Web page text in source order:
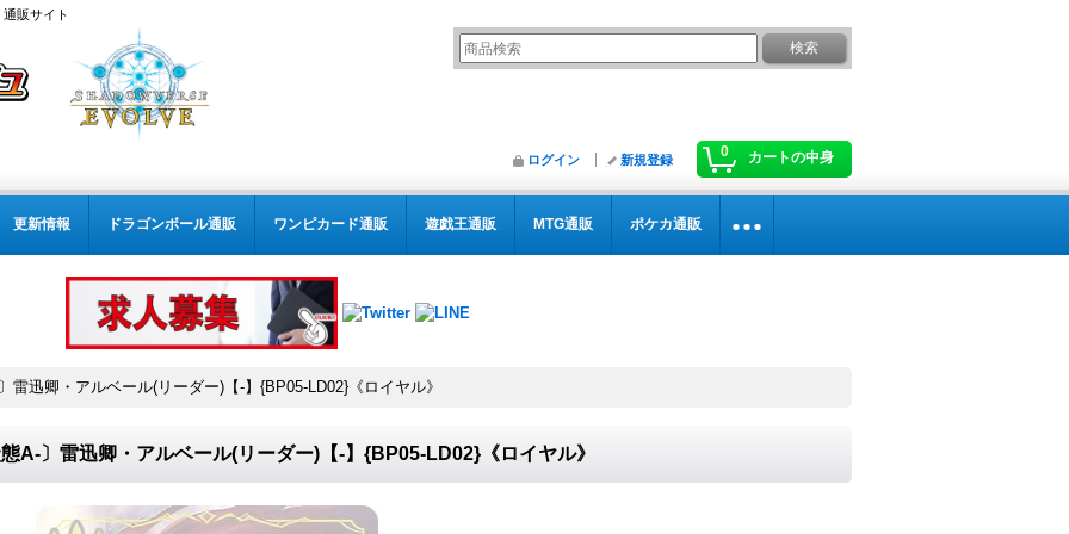
販サイト
0 カートの中身
ログイン 新規登録
更新情報 ドラゴンボール通販 ワンピカード通販 遊戯王通販 MTG通販 ポケカ通販
雷迅卿・アルベール(リーダー)【-】{BP05-LD02}《ロイヤル》
A-〕雷迅卿・アルベール(リーダー)【-】{BP05-LD02}《ロイヤル》